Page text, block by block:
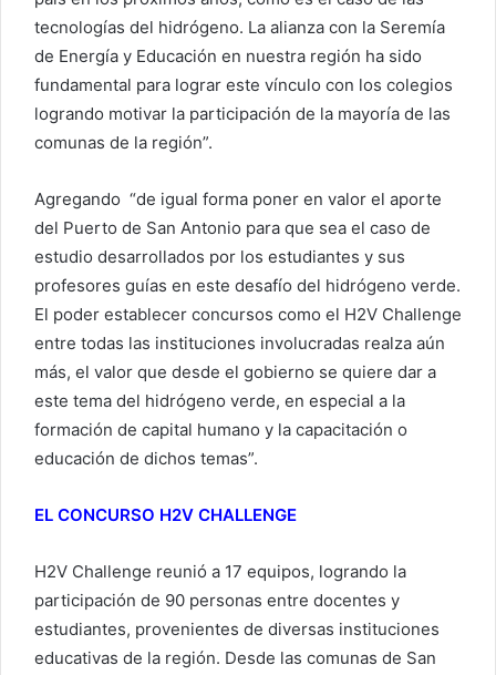
tecnologías del hidrógeno. La alianza con la Seremía
de Energía y Educación en nuestra región ha sido
fundamental para lograr este vínculo con los colegios
logrando motivar la participación de la mayoría de las
comunas de la región”.
Agregando “de igual forma poner en valor el aporte
del Puerto de San Antonio para que sea el caso de
estudio desarrollados por los estudiantes y sus
profesores guías en este desafío del hidrógeno verde.
El poder establecer concursos como el H2V Challenge
entre todas las instituciones involucradas realza aún
más, el valor que desde el gobierno se quiere dar a
este tema del hidrógeno verde, en especial a la
formación de capital humano y la capacitación o
educación de dichos temas”.
EL CONCURSO H2V CHALLENGE
H2V Challenge reunió a 17 equipos, logrando la
participación de 90 personas entre docentes y
estudiantes, provenientes de diversas instituciones
educativas de la región. Desde las comunas de San